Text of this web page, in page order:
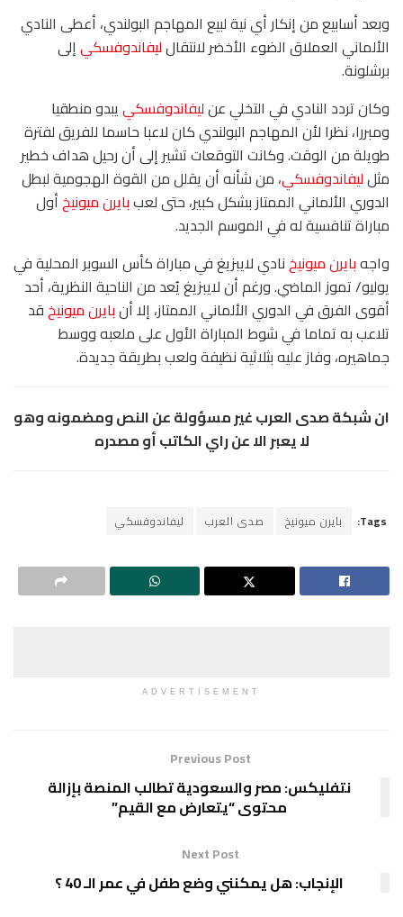
وبعد أسابيع من إنكار أي نية لبيع المهاجم البولندي، أعطى النادي
الألماني العملاق الضوء الأخضر لانتقالليفاندوفسكيإلى
برشلونة.
وكان تردد النادي في التخلي عنليفاندوفسكي يبدو منطقيا
ومبررا، نظرا لأن المهاجم البولندي كان لاعبا حاسما للفريق لفترة
طويلة من الوقت. وكانت التوقعات تشير إلى أن رحيل هداف خطير
مثلليفاندوفسكي، من شأنه أن يقلل من القوة الهجومية لبطل
الدوري الألماني الممتاز بشكل كبير، حتى لعببايرن ميونيخأول
مباراة تنافسية له في الموسم الجديد.
واجهبايرن ميونيخنادي لايبزيغ في مباراة كأس السوبر المحلية في
يوليو/ تموز الماضي. ورغم أن لايبزيغ يُعد من الناحية النظرية، أحد
أقوى الفرق في الدوري الألماني الممتاز، إلا أنبايرن ميونيخقد
تلاعب به تماما في شوط المباراة الأول على ملعبه ووسط
جماهيره، وفاز عليه بثلاثية نظيفة ولعب بطريقة جديدة.
ان شبكة صدى العرب غير مسؤولة عن النص ومضمونه وهو
لا يعبر الا عن راي الكاتب أو مصدره
Tags: بايرن ميونيخ صدى العرب ليفاندوفسكي
ADVERTISEMENT
Previous Post
نتفليكس: مصر والسعودية تطالب المنصة بإزالة
محتوى “يتعارض مع القيم”
Next Post
الإنجاب: هل يمكنني وضع طفل في عمر الـ 40 ؟